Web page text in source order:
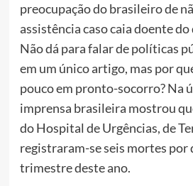
preocupação do brasileiro de
assistência caso caia doente
Não dá para falar de políticas
em um único artigo, mas por
pouco em pronto-socorro? Na
imprensa brasileira mostrou
do Hospital de Urgências, de
registraram-se seis mortes por
trimestre deste ano.